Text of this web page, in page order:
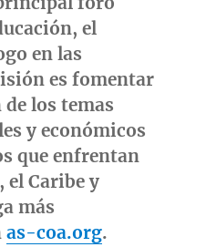
el
en las
es fomentar
los temas
y económicos
que enfrentan
el Caribe y
más
as-coa.org.